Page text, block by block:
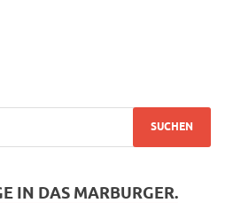
IN DAS MARBURGER.